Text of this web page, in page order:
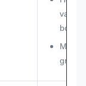
van
Met
grond